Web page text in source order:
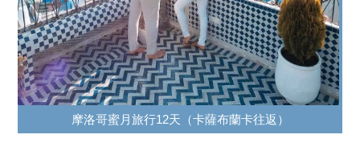
摩洛哥蜜月旅行12天（卡薩布蘭卡往返）